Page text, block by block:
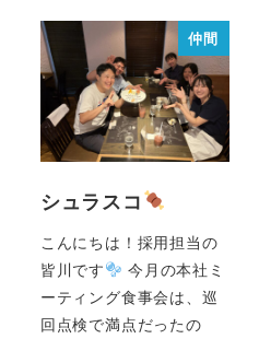
仲間
シュラスコ
こんにちは！採用担当の
皆川です
今月の本社ミ
ーティング食事会は、巡
回点検で満点だったの